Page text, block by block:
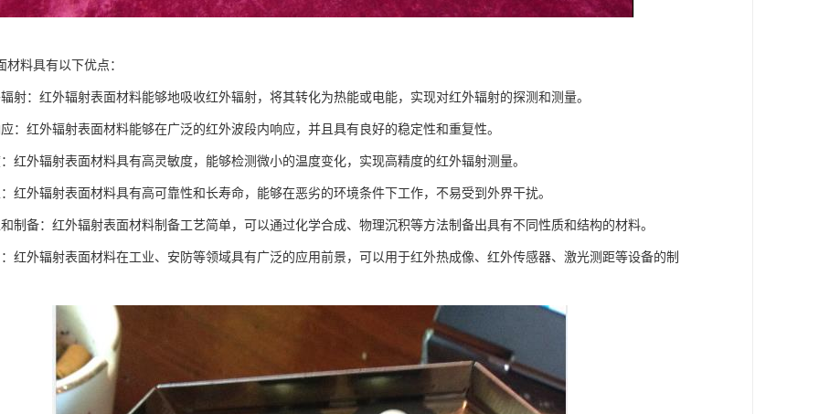
材料具有以下优点：
射：红外辐射表面材料能够地吸收红外辐射，将其转化为热能或电能，实现对红外辐射的探测和测量。
：红外辐射表面材料能够在广泛的红外波段内响应，并且具有良好的稳定性和重复性。
红外辐射表面材料具有高灵敏度，能够检测微小的温度变化，实现高精度的红外辐射测量。
红外辐射表面材料具有高可靠性和长寿命，能够在恶劣的环境条件下工作，不易受到外界干扰。
制备：红外辐射表面材料制备工艺简单，可以通过化学合成、物理沉积等方法制备出具有不同性质和结构的材料。
红外辐射表面材料在工业、安防等领域具有广泛的应用前景，可以用于红外热成像、红外传感器、激光测距等设备的制